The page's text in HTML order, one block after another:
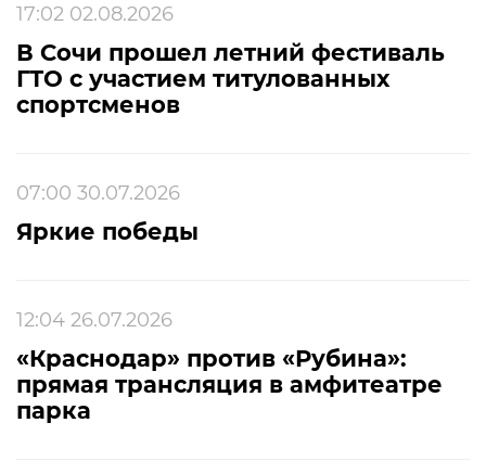
17:02 02.08.2026
В Сочи прошел летний фестиваль
ГТО с участием титулованных
спортсменов
07:00 30.07.2026
Яркие победы
12:04 26.07.2026
«Краснодар» против «Рубина»:
прямая трансляция в амфитеатре
парка